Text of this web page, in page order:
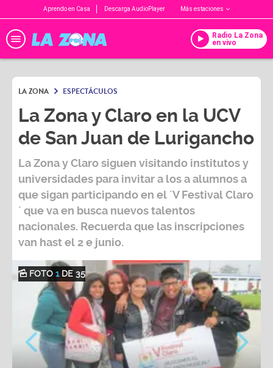
Aprendo en Casa Descarga AudioPlayer Más estaciones
Radio La Zona
en vivo
LA ZONA ESPECTÁCULOS
La Zona y Claro en la UCV
de San Juan de Lurigancho
La Zona y Claro siguen visitando institutos y
universidades para invitar a los a alumnos a
que sigan participando en el ´V Festival Claro
´ que va en busca nuevos talentos
nacionales. Recuerda que las inscripciones
van hast el 2 e junio.
FOTO 1DE 35